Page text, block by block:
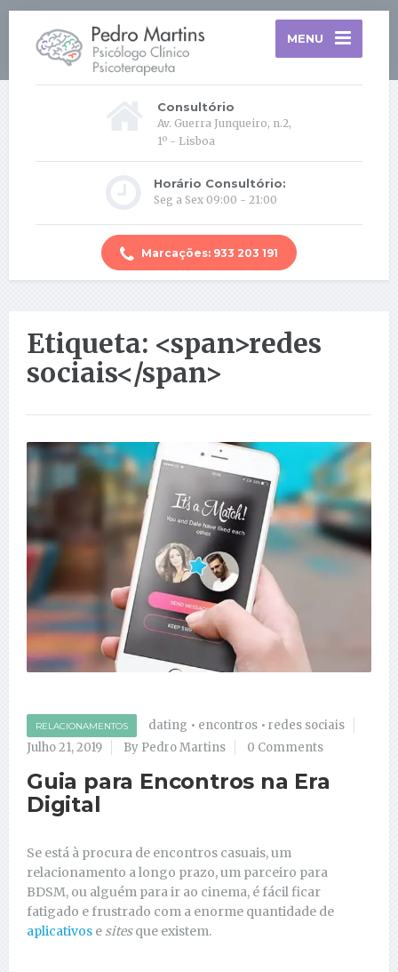
MENU
Consultório
Av. Guerra Junqueiro, n.2,
1º - Lisboa
Horário Consultório:
Seg a Sex 09:00 - 21:00
Marcações: 933 203 191
Etiqueta: <span>redes
sociais</span>
RELACIONAMENTOS dating • encontros • redes sociais
Julho 21, 2019
By Pedro Martins 0 Comments
Guia para Encontros na Era
Digital
Se está à procura de encontros casuais, um
relacionamento a longo prazo, um parceiro para
BDSM, ou alguém para ir ao cinema, é fácil ficar
fatigado e frustrado com a enorme quantidade de
aplicativos e sitesque existem.